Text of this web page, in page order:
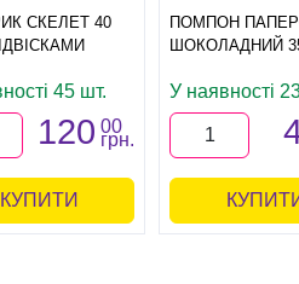
СКЕЛЕТ 40
45 шт.
120 00
грн.
КУПИТИ
ПОМПОН
ШОКОЛАДНИЙ
У наявності